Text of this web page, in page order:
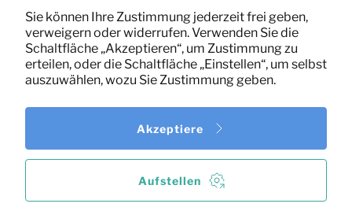
12,67
Sie können Ihre Zustimmung jederzeit frei geben,
verweigern oder widerrufen. Verwenden Sie die
Schaltfläche „Akzeptieren“, um Zustimmung zu
erteilen, oder die Schaltfläche „Einstellen“, um selbst
auszuwählen, wozu Sie Zustimmung geben.
Aufstellen
Akzeptiere